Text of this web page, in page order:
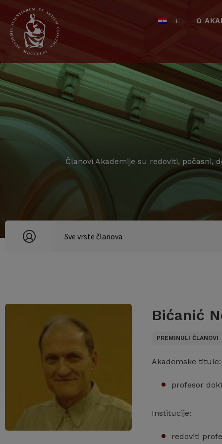
O
Članovi Akademije su redoviti, počasni,
Bićanić
PREMINULI ČLANOVI
Akademske titule:
profesor
Institucije:
redoviti